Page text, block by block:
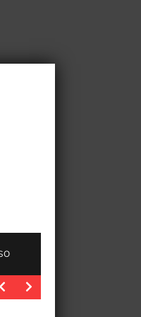
JogosGratisFun. Dwayne